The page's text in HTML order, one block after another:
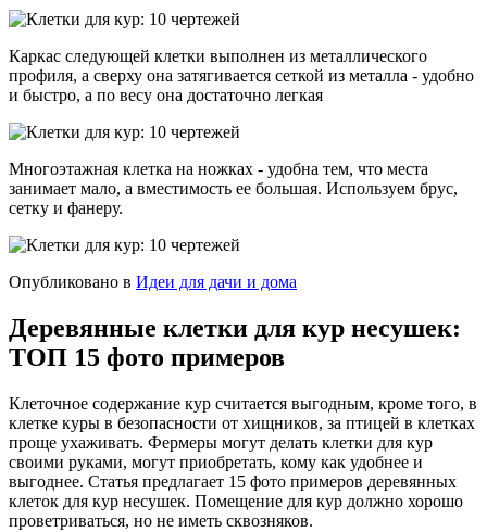
Каркас следующей клетки выполнен из металлического
профиля, а сверху она затягивается сеткой из металла - удобно
и быстро, а по весу она достаточно легкая
Многоэтажная клетка на ножках - удобна тем, что места
занимает мало, а вместимость ее большая. Используем брус,
сетку и фанеру.
Опубликовано в Идеи для дачи и дома
Деревянные клетки для кур несушек:
ТОП 15 фото примеров
Клеточное содержание кур считается выгодным, кроме того, в
клетке куры в безопасности от хищников, за птицей в клетках
проще ухаживать. Фермеры могут делать клетки для кур
своими руками, могут приобретать, кому как удобнее и
выгоднее. Статья предлагает 15 фото примеров деревянных
клеток для кур несушек. Помещение для кур должно хорошо
проветриваться, но не иметь сквозняков.